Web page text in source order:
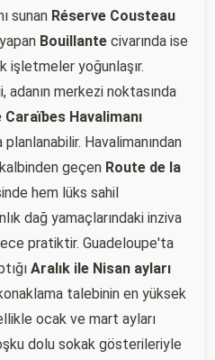
sunan Réserve Cousteau
Bouillante civarında ise
işletmeler yoğunlaşır.
merkezi noktasında
Havalimanı
Havalimanından
geçen Route de la
hem lüks sahil
dağ yamaçlarındaki inziva
pratiktir. Guadeloupe'ta
Aralık ile Nisan ayları
talebinin en yüksek
ocak ve mart ayları
dolu sokak gösterileriyle